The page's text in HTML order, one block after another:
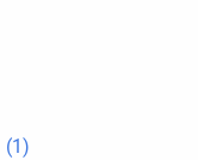
(1)